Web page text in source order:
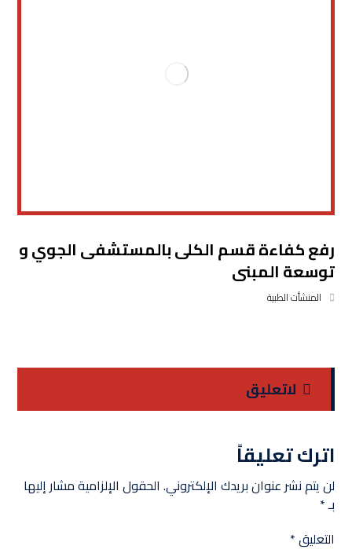
رفع كفاءة قسم الكلى بالمستشفى الجوي و
توسعة المبنى
المنشأت الطبية
لاتعلیق
اترك تعليقاً
لن يتم نشر عنوان بريدك الإلكتروني. الحقول الإلزامية مشار إليها
بـ*
التعليق*